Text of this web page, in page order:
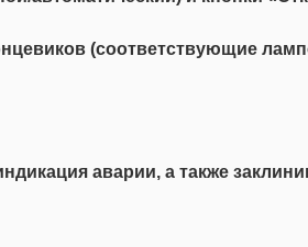
(соответствующие
аварии, а также